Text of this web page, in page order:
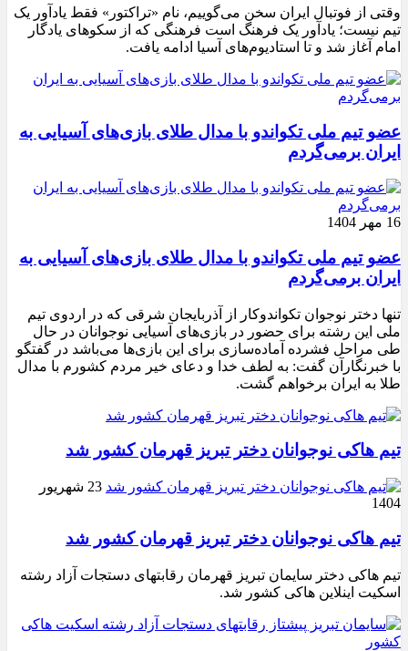
وقتی از فوتبال ایران سخن می‌گوییم، نام «تراکتور» فقط یادآور یک
تیم نیست؛ یادآور یک فرهنگ است فرهنگی که از سکوهای یادگار
امام آغاز شد و تا استادیوم‌های آسیا ادامه یافت.
عضو تیم ملی تکواندو با مدال طلای بازی‌های آسیایی به
ایران برمی‌گردم
16 مهر 1404
عضو تیم ملی تکواندو با مدال طلای بازی‌های آسیایی به
ایران برمی‌گردم
تنها دختر نوجوان تکواندوکار از آذربایجان شرقی که در اردوی تیم
ملی این رشته برای حضور در بازی‌های آسیایی نوجوانان در حال
طی مراحل فشرده آماده‌سازی برای این بازی‌ها می‌باشد در گفتگو
با خبرنگارآن گفت: به لطف خدا و دعای خیر مردم کشورم با مدال
طلا به ایران برخواهم گشت.
تیم هاکی نوجوانان دختر تبریز قهرمان کشور شد
23 شهریور
1404
تیم هاکی نوجوانان دختر تبریز قهرمان کشور شد
تیم هاکی دختر سایمان تبریز قهرمان رقابتهای دستجات آزاد رشته
اسکیت اینلاین هاکی کشور شد.